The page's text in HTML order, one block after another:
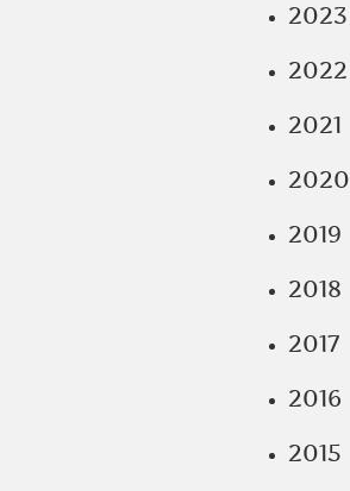
2023
2022
2021
2020
2019
2018
2017
2016
2015